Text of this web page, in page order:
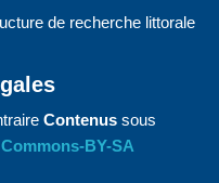
de recherche littorale
Contenus sous
BY-SA